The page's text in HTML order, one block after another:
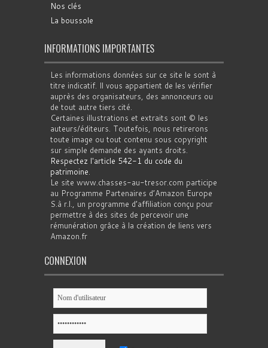
Nos clés
La boussole
INFORMATIONS IMPORTANTES
Les informations données sur ce site le sont à
titre indicatif. Il vous appartient de les vérifier
auprès des organisateurs, des annonceurs ou
de tout autre tiers cité.
Certaines illustrations et extraits sont © les
auteurs/éditeurs. Toutefois, nous retirerons
toute image ou tout contenu sous copyright
sur simple demande des ayants droits.
Respectez l'article 542-1 du code du
patrimoine.
Le site www.chasses-au-tresor.com participe
au Programme Partenaires d’Amazon Europe
S.à r.l., un programme d’affiliation conçu pour
permettre à des sites de percevoir une
rémunération grâce à la création de liens vers
Amazon.fr
CONNEXION